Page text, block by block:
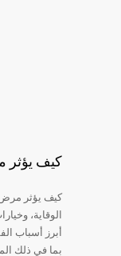
كيف يؤثر
كيف يؤثر مرض
الوقاية،
أبرز أسباب
بما في ذلك